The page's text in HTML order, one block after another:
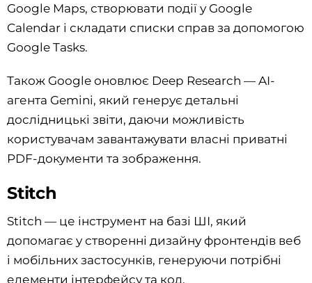
Google Maps, створювати події у Google
Calendar і складати списки справ за допомогою
Google Tasks.
Також Google оновлює Deep Research — AI-
агента Gemini, який генерує детальні
дослідницькі звіти, даючи можливість
користувачам завантажувати власні приватні
PDF-документи та зображення.
Stitch
Stitch — це інструмент на базі ШІ, який
допомагає у створенні дизайну фронтендів веб
і мобільних застосунків, генеруючи потрібні
елементи інтерфейсу та код.